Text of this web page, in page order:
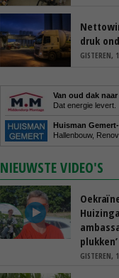
druk
GISTEREN,
Van oud dak
Dat energie levert.
Huisman
Hallenbouw,
NIEUWSTE VIDEO'S
plukken’
GISTEREN,